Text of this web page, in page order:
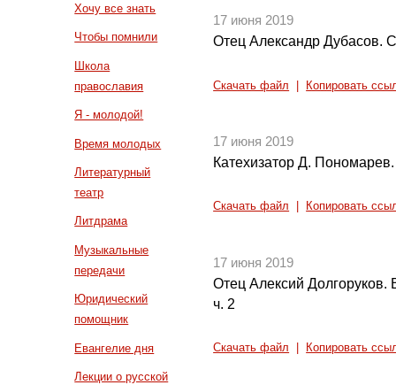
Хочу все знать
Чтобы помнили
Школа
православия
Я - молодой!
Время молодых
Литературный
театр
Литдрама
Музыкальные
передачи
Юридический
помощник
Евангелие дня
Лекции о русской
17 июня 2019
Отец Александр Дубасов.
Скачать файл Копировать
17 июня 2019
Катехизатор Д.
Скачать файл Копировать
17 июня 2019
Отец Алексий Долгоруков.
ч. 2
Скачать файл Копировать